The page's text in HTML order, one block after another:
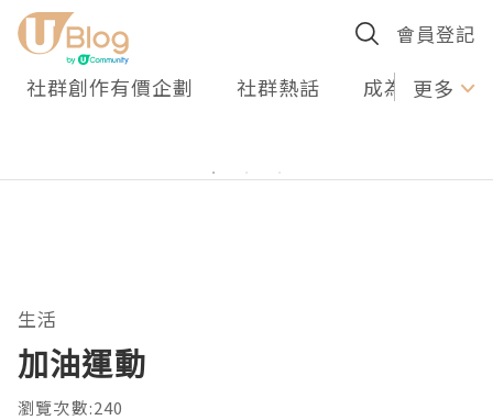
會員登記
社群創作有價企劃 社群熱話 成為U更多
生活
加油運動
瀏覽次數:240